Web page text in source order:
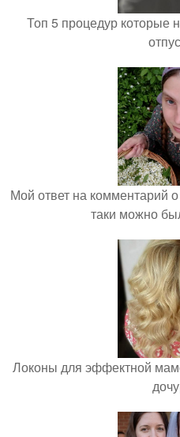
Топ 5 процедур которые
Мой ответ на комментарий
таки можно
Локоны для эффектной